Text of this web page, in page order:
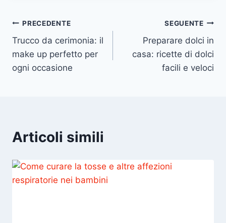
Navigazione
articoli
PRECEDENTE
Trucco da cerimonia: il
make up perfetto per
ogni occasione
SEGUENTE
Preparare dolci in
casa: ricette di dolci
facili e veloci
Articoli simili